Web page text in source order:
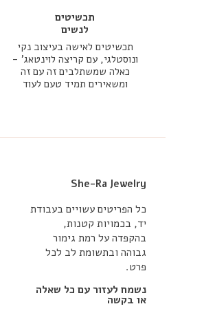
תכשיטים
לנשים
תכשיטים לאישה בעיצוב נקי
ונוסטלגי, עם קריצה לוינטאג' -
כאלה שמשתלבים זה עם זה
ומשאירים תמיד טעם לעוד
She-Ra Jewelry
כל הפריטים עשויים בעבודת
יד, בכמויות קטנות,
בהקפדה על רמת גימור
גבוהה ובתשומת לב לכל
פרט.
נשמח לעזור עם כל שאלה
או בקשה